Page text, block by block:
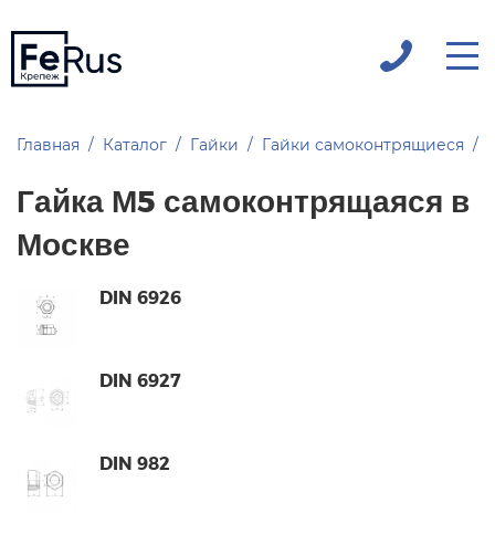
Главная Каталог Гайки Гайки самоконтрящиеся
Гайка М5 самоконтрящаяся в
Москве
DIN 6926
DIN 6927
DIN 982